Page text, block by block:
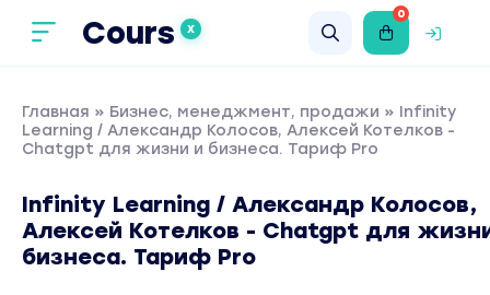
Cours X
0
Главная » Бизнес, менеджмент, продажи » Infinity
Learning / Александр Колосов, Алексей Котелков -
Chatgpt для жизни и бизнеса. Тариф Pro
Infinity Learning / Александр Колосов,
Алексей Котелков - Chatgpt для
бизнеса. Тариф Pro